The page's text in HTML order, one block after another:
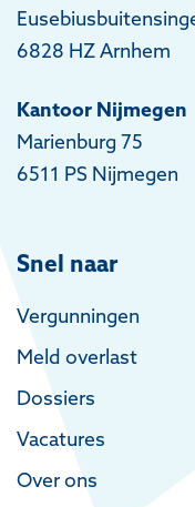
6828 HZ Arnhem
Kantoor Nijmegen
Marienburg 75
6511 PS Nijmegen
Snel naar
Vergunningen
Meld overlast
Dossiers
Vacatures
Over ons